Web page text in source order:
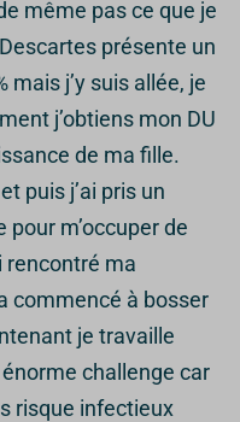
même pas ce que je
présente un
mais j’y suis allée, je
j’obtiens mon DU
de ma fille.
puis j’ai pris un
m’occuper de
rencontré ma
commencé à bosser
je travaille
challenge car
risque infectieux